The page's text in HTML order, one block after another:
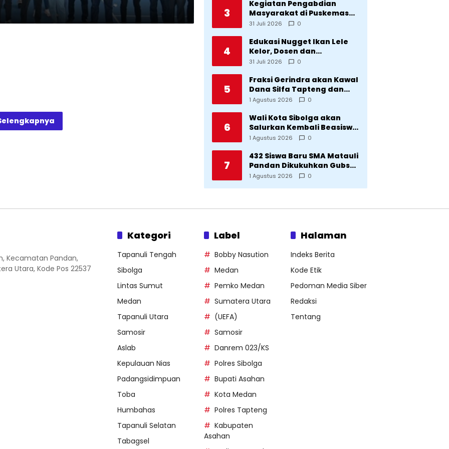
3
Kegiatan Pengabdian
Masyarakat di Puskemas
Sitadatada
31 Juli 2026 0
4
Edukasi Nugget Ikan Lele
Kelor, Dosen dan
Mahasiswa Dorong
Desa Silangkitang
Kecamatan Pahae Jae
31 Juli 2026 0
5
Fraksi Gerindra akan Kawal
Dana Silfa Tapteng dan
TKD Rp298 Miliar: Jangan
dan Provinsi Diklaim
Kerjaan Tapteng
1 Agustus 2026 0
6
Wali Kota Sibolga akan
Salurkan Kembali Beasiswa
Rp1 Miliar: Diproritaskan
Bencana
1 Agustus 2026 0
7
432 Siswa Baru SMA Matauli
Pandan Dikukuhkan Gubsu:
32 Tahun Matauli Cetak
1 Agustus 2026 0
Kecamatan Pandan,
Utara, Kode Pos 22537
Kategori
Tapanuli Tengah
Sibolga
Lintas Sumut
Medan
Tapanuli Utara
Samosir
Aslab
Kepulauan Nias
Padangsidimpuan
Toba
Humbahas
Tapanuli Selatan
Tabagsel
Label
Bobby Nasution
Medan
Pemko Medan
Sumatera Utara
(UEFA)
Samosir
Danrem 023/KS
Polres Sibolga
Bupati Asahan
Kota Medan
Polres Tapteng
Kabupaten
Asahan
Halaman
Indeks Berita
Kode Etik
Pedoman Media Siber
Redaksi
Tentang